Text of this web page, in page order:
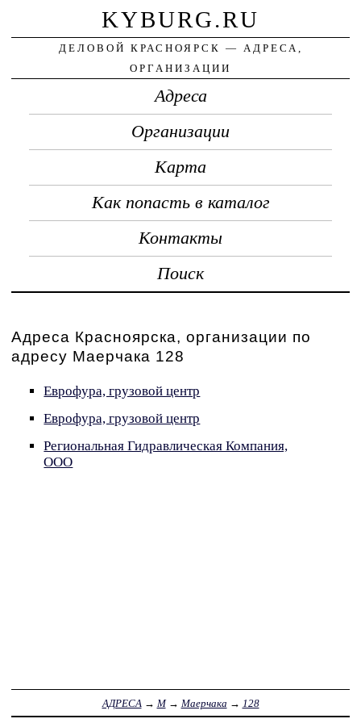
KYBURG.RU
ДЕЛОВОЙ КРАСНОЯРСК — АДРЕСА,
ОРГАНИЗАЦИИ
Адреса
Организации
Карта
Как попасть в каталог
Контакты
Поиск
Адреса Красноярска, организации по
адресу Маерчака 128
Еврофура, грузовой центр
Еврофура, грузовой центр
Региональная Гидравлическая Компания,
ООО
АДРЕСА → М→ Маерчака → 128